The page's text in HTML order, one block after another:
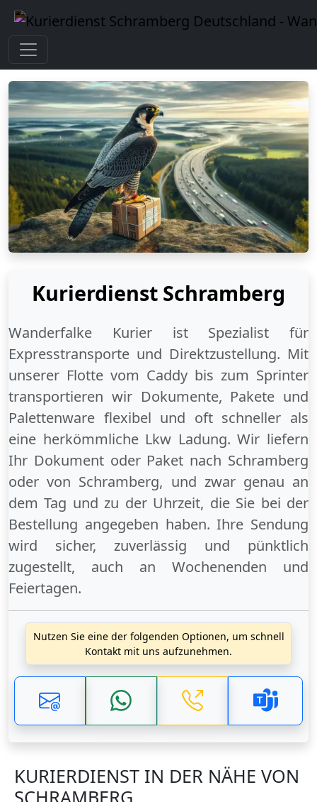
Kurierdienst Schramberg
Wanderfalke Kurier ist Spezialist für
Expresstransporte und Direktzustellung. Mit
unserer Flotte vom Caddy bis zum Sprinter
transportieren wir Dokumente, Pakete und
Palettenware flexibel und oft schneller als
eine herkömmliche Lkw Ladung. Wir liefern
Ihr Dokument oder Paket nach Schramberg
odervon Schramberg, und zwar genau an
dem Tag und zu der Uhrzeit, die Sie bei der
Bestellung angegeben haben. Ihre Sendung
wird sicher, zuverlässig und pünktlich
zugestellt, auch an Wochenenden und
Feiertagen.
Nutzen Sie eine der folgenden Optionen, um schnell
Kontakt mit uns aufzunehmen.
KURIERDIENST IN DER NÄHE VON